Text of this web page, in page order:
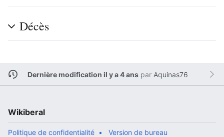
Décès
Dernière modification il y a 4 anspar Aquinas76
Wikiberal
Politique de confidentialité Version de bureau